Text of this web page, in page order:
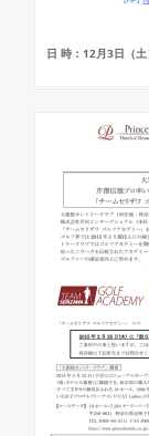
日 時：12月3日（